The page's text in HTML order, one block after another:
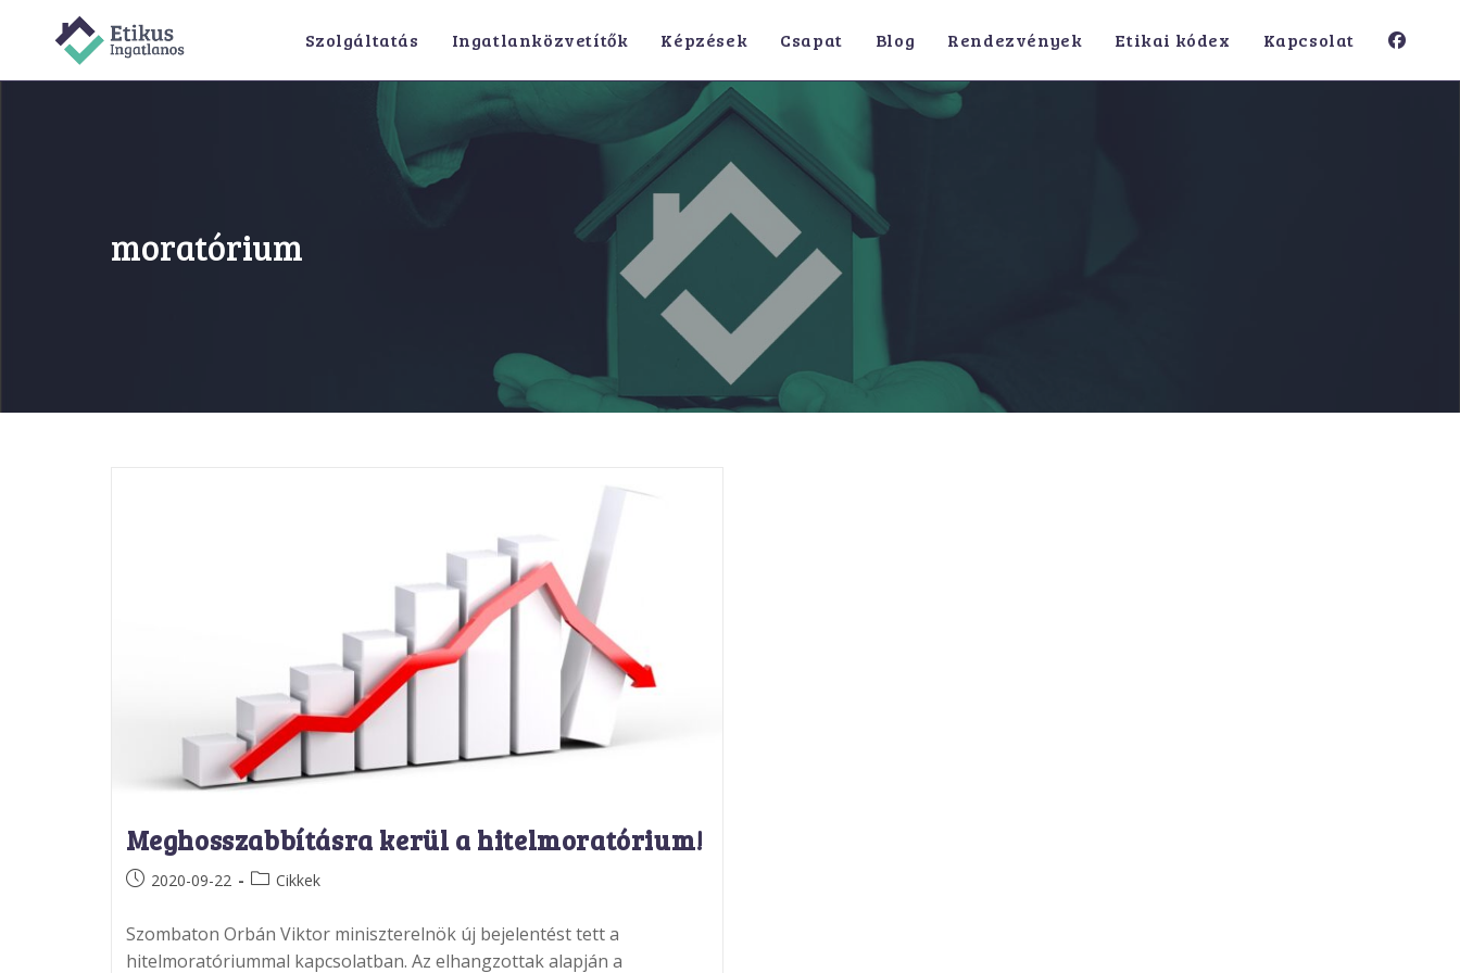
Szolgáltatás Ingatlanközvetítők Képzések Csapat Blog Rendezvények Etikai kódex Kapcsolat
moratórium
Meghosszabbításra kerül a hitelmoratórium!
Post2020-09-22
PostCikkek
Szombaton Orbán Viktor miniszterelnök új bejelentést tett a
hitelmoratóriummal kapcsolatban. Az elhangzottak alapján a